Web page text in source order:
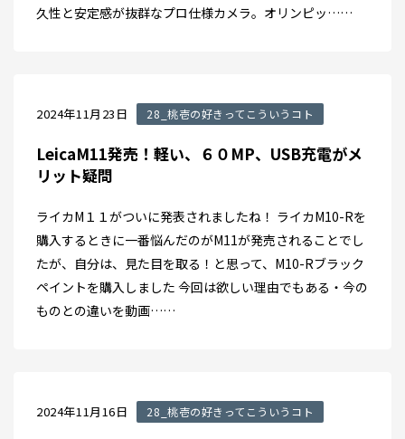
久性と安定感が抜群なプロ仕様カメラ。オリンピッ……
2024年11月23日 28_桃壱の好きってこういうコト
LeicaM11発売！軽い、６０MP、USB充電がメ
リット疑問
ライカM１１がついに発表されましたね！ ライカM10-Rを
購入するときに一番悩んだのがM11が発売されることでし
たが、自分は、見た目を取る！と思って、M10-Rブラック
ペイントを購入しました 今回は欲しい理由でもある・今の
ものとの違いを動画……
2024年11月16日 28_桃壱の好きってこういうコト